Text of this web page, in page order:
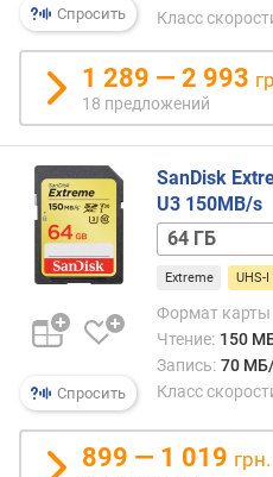
л
я
п
р
и
л
о
ж
е
н
и
з
а
Спросить
Класс
1 289 — 2 993
18 предложений
Спросить
SanDisk
U3 150MB/s
256 ГБ
Extreme UHS-I
Формат карты
Чтение: 150
Запись: 70
Класс
899 — 1 019 грн.